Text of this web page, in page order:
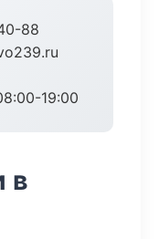
88
19:00
в